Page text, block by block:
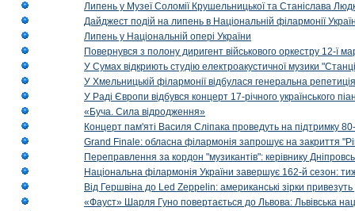
Липень у Музеї Соломії Крушельницької та Станіслава
Дайджест подій на липень в Національній філармонії
Липень у Національній опері України
Повернувся з полону диригент військового оркестру 12-ї
У Сумах відкриють студію електроакустичної музики
У Хмельницькій філармонії відбулася генеральна
У Раді Європи відбувся концерт 17-річного українського
«Буча. Сила відродження»
Концерт пам'яті Василя Сліпака проведуть на підтримку
Grand Finale: обласна філармонія запрошує на закриття
Переправлення за кордон "музикантів": керівнику
Національна філармонія України завершує 162-й сезон:
Від Гершвіна до Led Zeppelin: американські зірки
«Фауст» Шарля Гуно повертається до Львова: Львівська